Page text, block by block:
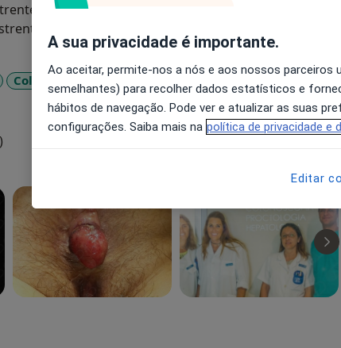
de
Colite Ulcerativa Doença De Crohn +1
A sua privacidade é importante.
Ao aceitar, permite-nos a nós e aos nossos parceiros
semelhantes) para recolher dados estatísticos e
hábitos de navegação. Pode ver e atualizar as suas
configurações. Saiba mais na política de privacidade e
Editar